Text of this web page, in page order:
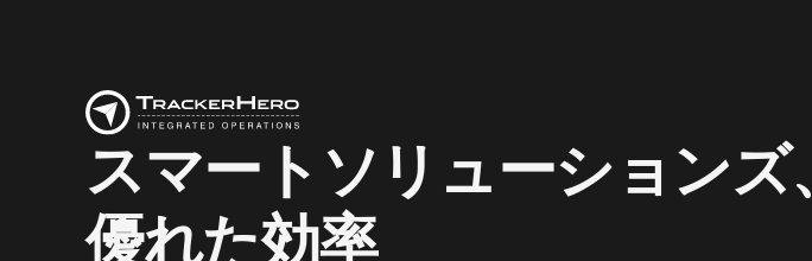
スマートソリューションズ、
優れた効率